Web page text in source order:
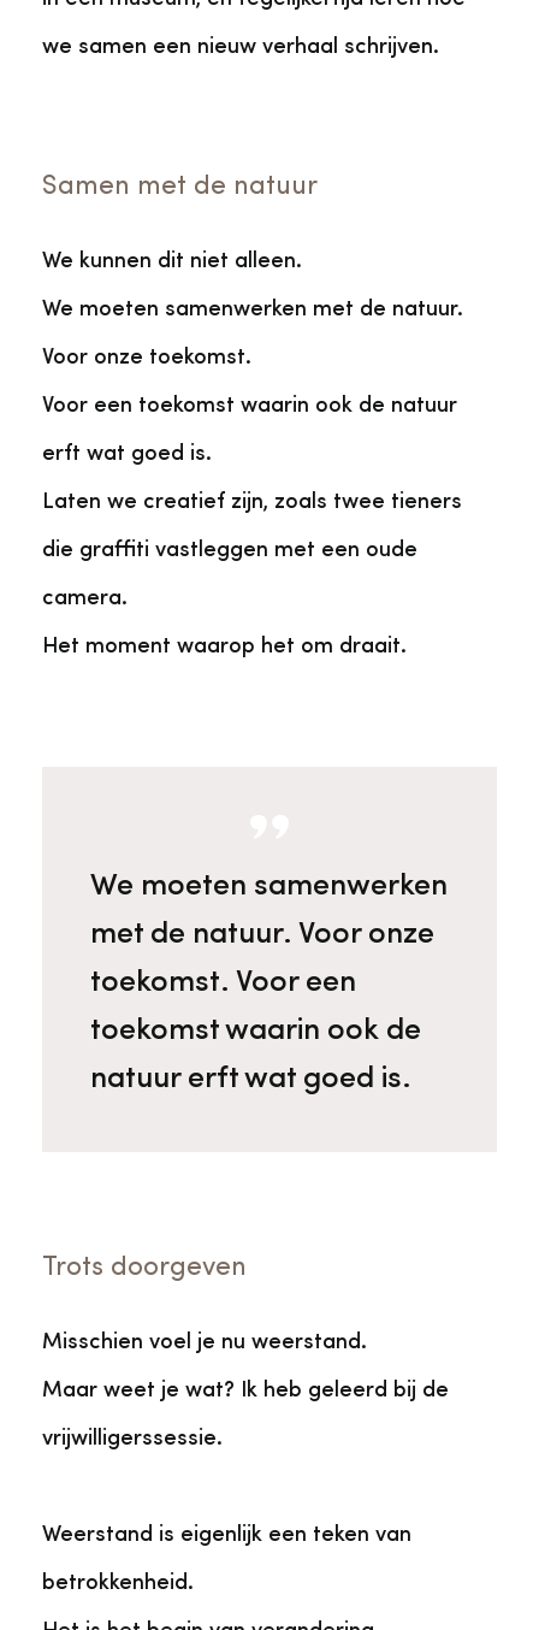
we samen een nieuw verhaal schrijven.
Samen met de natuur
We kunnen dit niet alleen.
We moeten samenwerken met de natuur.
Voor onze toekomst.
Voor een toekomst waarin ook de natuur
erft wat goed is.
Laten we creatief zijn, zoals twee tieners
die graffiti vastleggen met een oude
camera.
Het moment waarop het om draait.
We moeten samenwerken
met de natuur. Voor onze
toekomst. Voor een
toekomst waarin ook de
natuur erft wat goed is.
Trots doorgeven
Misschien voel je nu weerstand.
Maar weet je wat? Ik heb geleerd bij de
vrijwilligerssessie.
Weerstand is eigenlijk een teken van
betrokkenheid.